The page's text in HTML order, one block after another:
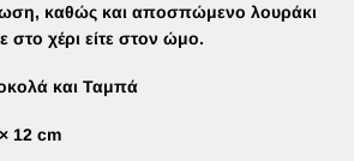
καθώς και αποσπώμενο λουράκι
στο χέρι είτε στον ώμο.
και Ταμπά
12 cm